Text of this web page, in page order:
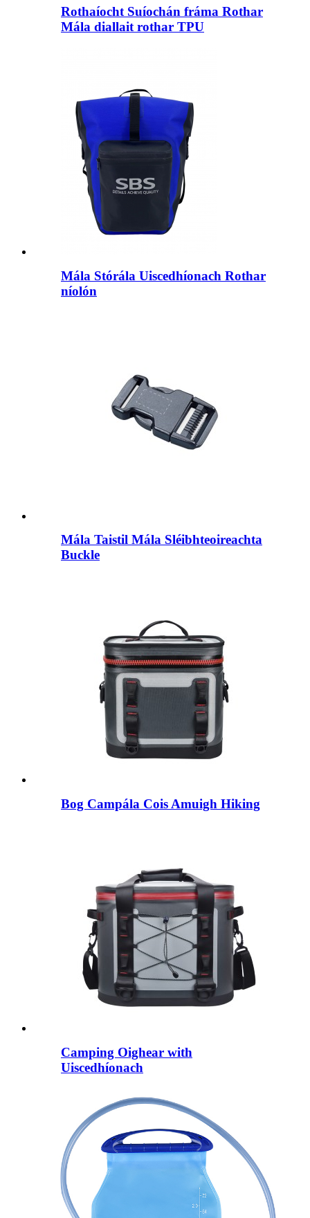
Rothaíocht Suíochán fráma Rothar
Mála diallait rothar TPU
Mála Stórála Uiscedhíonach Rothar
níolón
Mála Taistil Mála Sléibhteoireachta
Buckle
Bog Campála Cois Amuigh Hiking
Camping Oighear with
Uiscedhíonach